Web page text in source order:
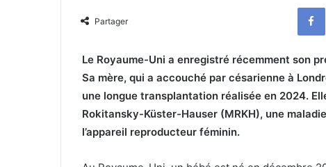
Partager
Le Royaume-Uni a enregistré récemment son
Sa mère, qui a accouché par césarienne à
une longue transplantation réalisée en 2024.
Rokitansky-Küster-Hauser (MRKH), une
l’appareil reproducteur féminin.